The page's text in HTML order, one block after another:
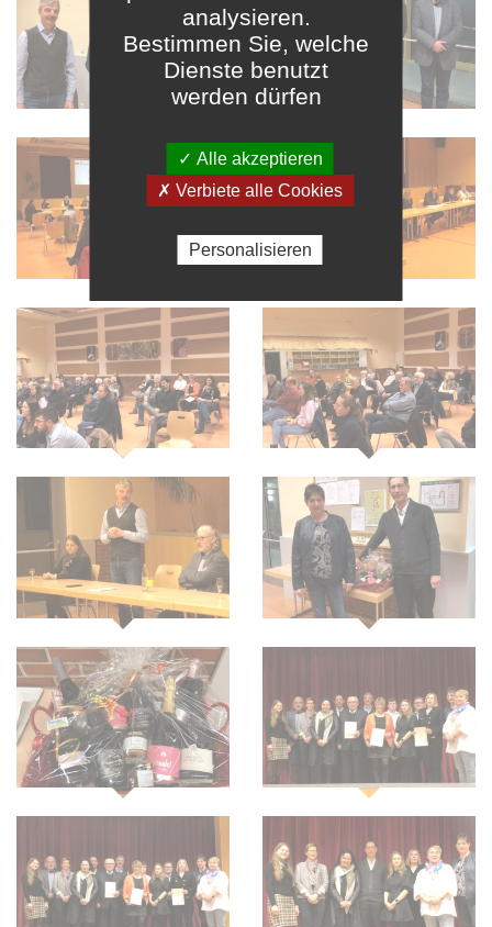
analysieren.
Bestimmen Sie, welche
Dienste benutzt
werden dürfen
✓ Alle akzeptieren
✗ Verbiete alle Cookies
Personalisieren